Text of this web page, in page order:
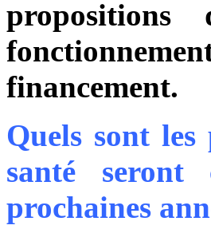
financement.
Quels sont les
santé
prochaines